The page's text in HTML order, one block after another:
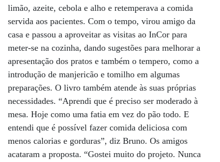
limão, azeite, cebola e alho e retemperava a comida
servida aos pacientes. Com o tempo, virou amigo da
casa e passou a aproveitar as visitas ao InCor para
meter-se na cozinha, dando sugestões para melhorar a
apresentação dos pratos e também o tempero, como a
introdução de manjericão e tomilho em algumas
preparações. O livro também atende às suas próprias
necessidades. “Aprendi que é preciso ser moderado à
mesa. Hoje como uma fatia em vez do pão todo. E
entendi que é possível fazer comida deliciosa com
menos calorias e gorduras”, diz Bruno. Os amigos
acataram a proposta. “Gostei muito do projeto. Nunca